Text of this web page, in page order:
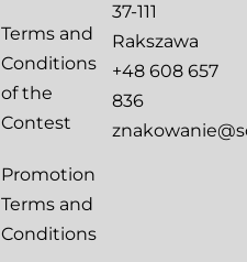
Terms and
Conditions
of the
Contest
Promotion
Terms and
Conditions
37-111
Rakszawa
+48 608 657
836